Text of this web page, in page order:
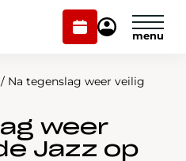
Plan
onderhoud
Mijn
/ Na tegenslag weer veilig
weer
Jazz op